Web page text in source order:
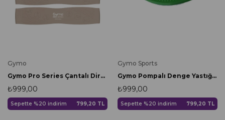
Gymo
Gymo Pro Series Çantalı Direnç Bandı Fitness Pilates Esnetme Lastiği 5'li Set Silikon Toprak
₺999,00
Sepette %20 indirim 799,20 TL
Gymo Sports
Gymo Pompalı Denge Yastığı Balance Disk Denge Pedi 33cm Yeşil
₺999,00
Sepette %20 indirim 799,20 TL